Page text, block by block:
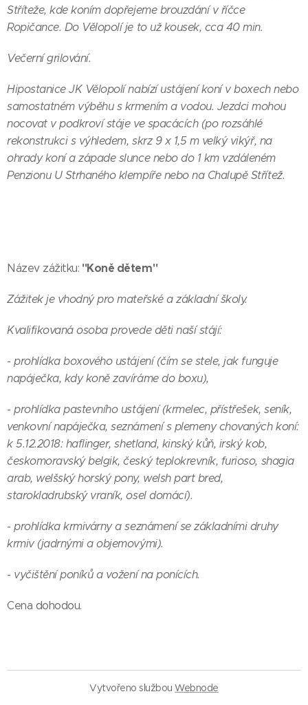
Stříteže, kde koním dopřejeme brouzdání v říčce
Ropičance. Do Vělopolí je to už kousek, cca 40 min.
Večerní grilování.
Hipostanice JK Vělopolí nabízí ustájení koní v boxech nebo
samostatném výběhu s krmením a vodou. Jezdci mohou
nocovat v podkroví stáje ve spacácích (po rozsáhlé
rekonstrukci s výhledem, skrz 9 x 1,5 m velký vikýř, na
ohrady koní a západe slunce nebo do 1 km vzdáleném
Penzionu U Strhaného klempíře nebo na Chalupě Střítež.
Název zážitku: "Koně dětem"
Zážitek je vhodný pro mateřské a základní školy.
Kvalifikovaná osoba provede děti naší stájí:
- prohlídka boxového ustájení (čím se stele, jak funguje
napáječka, kdy koně zavíráme do boxu),
- prohlídka pastevního ustájení (krmelec, přístřešek, seník,
venkovní napáječka, seznámení s plemeny chovaných koní:
k 5.12.2018: haflinger, shetland, kinský kůň, irský kob,
českomoravský belgik, český teplokrevník, furioso, shagia
arab, welšský horský pony, welsh part bred,
starokladrubský vraník, osel domácí).
- prohlídka krmivárny a seznámení se základními druhy
krmiv (jadrnými a objemovými).
- vyčištění poníků a vožení na ponících.
Cena dohodou.
Vytvořeno službouWebnode